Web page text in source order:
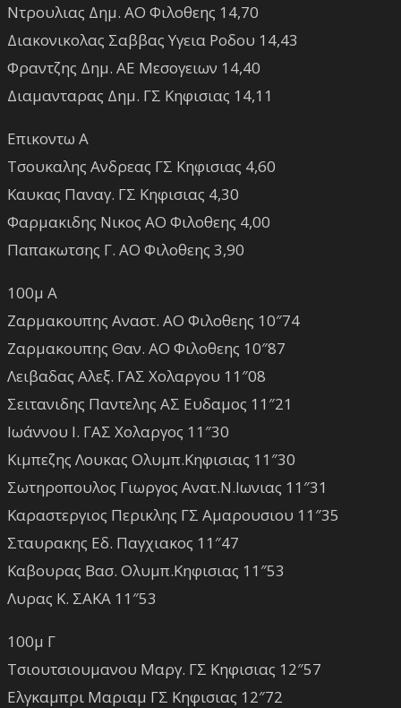
Ντρουλιας Δημ. ΑΟ Φιλοθεης 14,70
Διακονικολας Σαββας Υγεια Ροδου 14,43
Φραντζης Δημ. ΑΕ Μεσογειων 14,40
Διαμανταρας Δημ. ΓΣ Κηφισιας 14,11
Επικοντω Α
Τσουκαλης Ανδρεας ΓΣ Κηφισιας 4,60
Καυκας Παναγ. ΓΣ Κηφισιας 4,30
Φαρμακιδης Νικος ΑΟ Φιλοθεης 4,00
Παπακωτσης Γ. ΑΟ Φιλοθεης 3,90
100μ Α
Ζαρμακουπης Αναστ. ΑΟ Φιλοθεης 10″74
Ζαρμακουπης Θαν. ΑΟ Φιλοθεης 10″87
Λειβαδας Αλεξ. ΓΑΣ Χολαργου 11″08
Σειτανιδης Παντελης ΑΣ Ευδαμος 11″21
Ιωάννου Ι. ΓΑΣ Χολαργος 11″30
Κιμπεζης Λουκας Ολυμπ.Κηφισιας 11″30
Σωτηροπουλος Γιωργος Ανατ.Ν.Ιωνιας 11″31
Καραστεργιος Περικλης ΓΣ Αμαρουσιου 11″35
Σταυρακης Εδ. Παγχιακος 11″47
Καβουρας Βασ. Ολυμπ.Κηφισιας 11″53
Λυρας Κ. ΣΑΚΑ 11″53
100μ Γ
Τσιουτσιουμανου Μαργ. ΓΣ Κηφισιας 12″57
Ελγκαμπρι Μαριαμ ΓΣ Κηφισιας 12″72